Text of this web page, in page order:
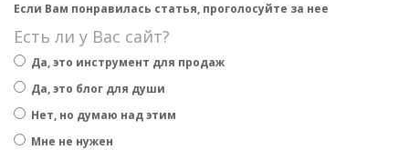
Если Вам понравилась статья, проголосуйте за нее
Есть ли у Вас сайт?
Да, это инструмент для продаж
Да, это блог для души
Нет, но думаю над этим
Мне не нужен